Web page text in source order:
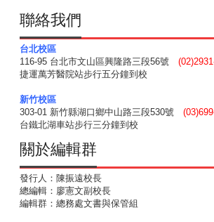
聯絡我們
台北校區
116-95 台北市文山區興隆路三段56號
捷運萬芳醫院站步行五分鐘到校
新竹校區
303-01 新竹縣湖口鄉中山路三段530號
台鐵北湖車站步行三分鐘到校
關於編輯群
發行人：陳振遠校長
總編輯：廖憲文副校長
編輯群：總務處文書與保管組